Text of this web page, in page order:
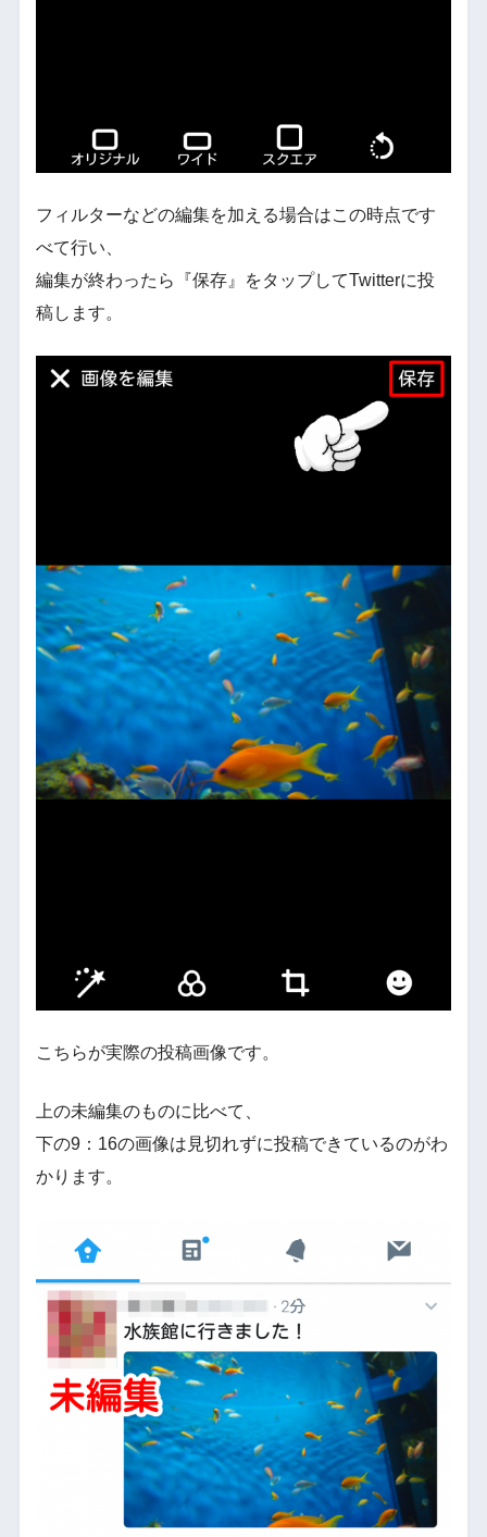
フィルターなどの編集を加える場合はこの時点です
べて行い、
編集が終わったら『保存』をタップしてTwitterに投
稿します。
こちらが実際の投稿画像です。
上の未編集のものに比べて、
下の9：16の画像は見切れずに投稿できているのがわ
かります。